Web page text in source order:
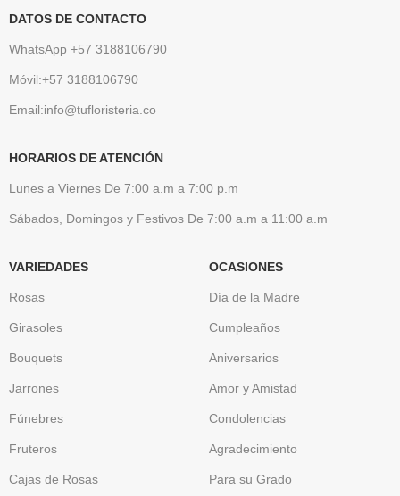
DATOS DE CONTACTO
WhatsApp +57 3188106790
Móvil:+57 3188106790
Email:info@tufloristeria.co
HORARIOS DE ATENCIÓN
Lunes a Viernes De 7:00 a.m a 7:00 p.m
Sábados, Domingos y Festivos De 7:00 a.m a 11:00 a.m
VARIEDADES
Rosas
Girasoles
Bouquets
Jarrones
Fúnebres
Fruteros
Cajas de Rosas
OCASIONES
Día de la Madre
Cumpleaños
Aniversarios
Amor y Amistad
Condolencias
Agradecimiento
Para su Grado